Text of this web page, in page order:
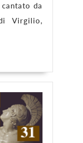
da
Virgilio,